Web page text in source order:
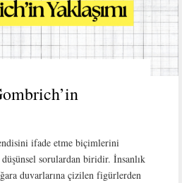
ifade etme biçimlerini
düşünsel sorulardan biridir. İnsanlık
duvarlarına çizilen figürlerden